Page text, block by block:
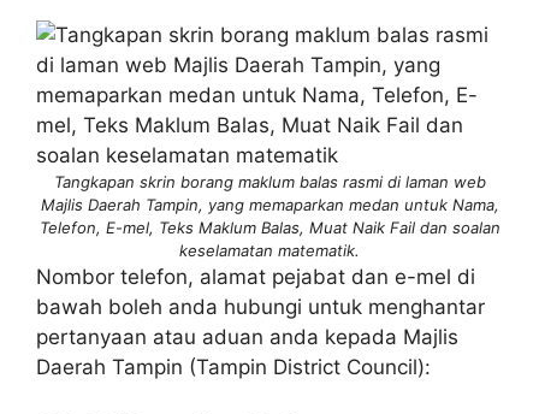
Tangkapan skrin borang maklum balas rasmi di laman web
Majlis Daerah Tampin, yang memaparkan medan untuk Nama,
Telefon, E-mel, Teks Maklum Balas, Muat Naik Fail dan soalan
keselamatan matematik.
Nombor telefon, alamat pejabat dan e-mel di
bawah boleh anda hubungi untuk menghantar
pertanyaan atau aduan anda kepada Majlis
Daerah Tampin (Tampin District Council):